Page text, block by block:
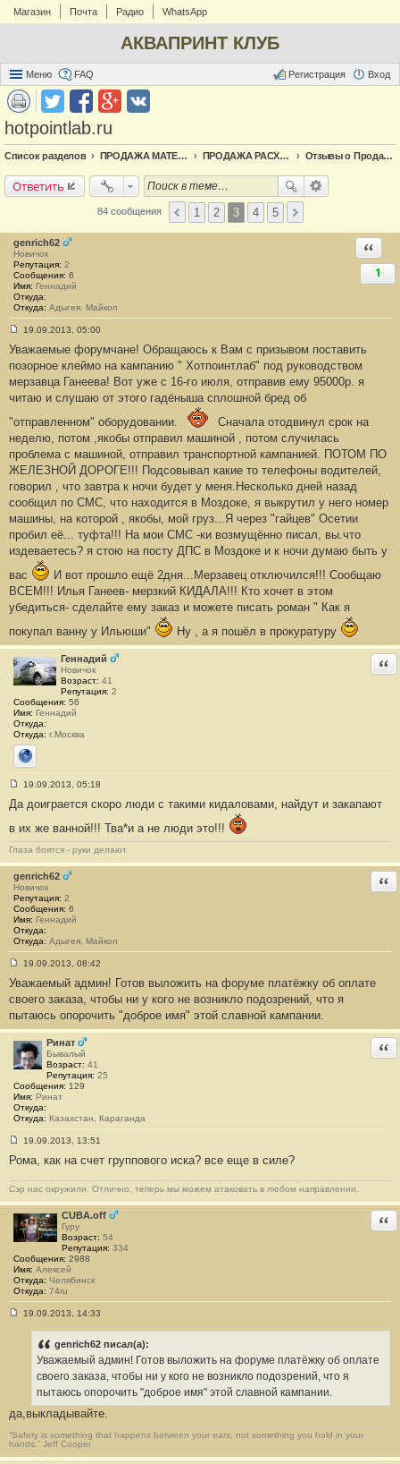
Магазин Почта Радио WhatsApp
АКВАПРИНТ КЛУБ
Меню FAQ Вход
Регистрация
hotpointlab.ru
Список разделов ПРОДАЖА МАТЕРИАЛОВ ПРОДАЖА РАСХОДНЫХ МАТЕРИАЛОВ Отзывы о Продавцах и Покупателях
Ответить
84 сообщения 1 2 3 4 5
genrich62
Новичок
Репутация: 2
Сообщения: 6
Имя: Геннадий
Откуда:
Откуда: Адыгея, Майкоп
1
о
б
щ
н
е
#
4
1
19.09.2013, 05:00
Уважаемые форумчане! Обращаюсь к Вам с призывом поставить
позорное клеймо на кампанию " Хотпоинтлаб" под руководством
мерзавца Ганеева! Вот уже с 16-го июля, отправив ему 95000р. я
читаю и слушаю от этого гадёныша сплошной бред об
"отправленном" оборудовании.
Сначала отодвинул срок на
неделю, потом ,якобы отправил машиной , потом случилась
проблема с машиной, отправил транспортной кампанией. ПОТОМ ПО
ЖЕЛЕЗНОЙ ДОРОГЕ!!! Подсовывал какие то телефоны водителей,
говорил , что завтра к ночи будет у меня.Несколько дней назад
сообщил по СМС, что находится в Моздоке, я выкрутил у него номер
машины, на которой , якобы, мой груз...Я через "гайцев" Осетии
пробил её... туфта!!! На мои СМС -ки возмущённо писал, вы.что
издеваетесь? я стою на посту ДПС в Моздоке и к ночи думаю быть у
вас
И вот прошло ещё 2дня...Мерзавец отключился!!! Сообщаю
ВСЕМ!!! Илья Ганеев- мерзкий КИДАЛА!!! Кто хочет в этом
убедиться- сделайте ему заказ и можете писать роман " Как я
покупал ванну у Ильюши"
Ну , а я пошёл в прокуратуру
Геннадий
Новичок
Возраст: 41
Репутация: 2
Сообщения: 56
Имя: Геннадий
Откуда:
Откуда: г.Москва
Сайт
о
б
щ
и
е
#
4
2
19.09.2013, 05:18
Да доиграется скоро люди с такими кидаловами, найдут и закапают
в их же ванной!!! Тва*и а не люди это!!!
Глаза боятся - руки делают
genrich62
Новичок
Репутация: 2
Сообщения: 6
Имя: Геннадий
Откуда:
Откуда: Адыгея, Майкоп
о
б
щ
н
и
е
#
3
19.09.2013, 08:42
Уважаемый админ! Готов выложить на форуме платёжку об оплате
своего заказа, чтобы ни у кого не возникло подозрений, что я
пытаюсь опорочить "доброе имя" этой славной кампании.
Ринат
Бывалый
Возраст: 41
Репутация: 25
Сообщения: 129
Имя: Ринат
Откуда:
Откуда: Казахстан, Караганда
о
б
щ
е
н
и
е
#
4
4
19.09.2013, 13:51
Рома, как на счет группового иска? все еще в силе?
Сэр нас окружили. Отлично, теперь мы можем атаковать в любом направлении.
CUBA.off
Гуру
Возраст: 54
Репутация: 334
Сообщения: 2988
Имя: Алексей
Откуда: Челябинск
Откуда: 74ru
#
4
5
19.09.2013, 14:33
genrich62 писал(а):
Уважаемый админ! Готов выложить на форуме платёжку об оплате
своего заказа, чтобы ни у кого не возникло подозрений, что я
пытаюсь опорочить "доброе имя" этой славной кампании.
да,выкладывайте.
“Safety is something that happens between your ears, not something you hold in your
hands.” Jeff Cooper